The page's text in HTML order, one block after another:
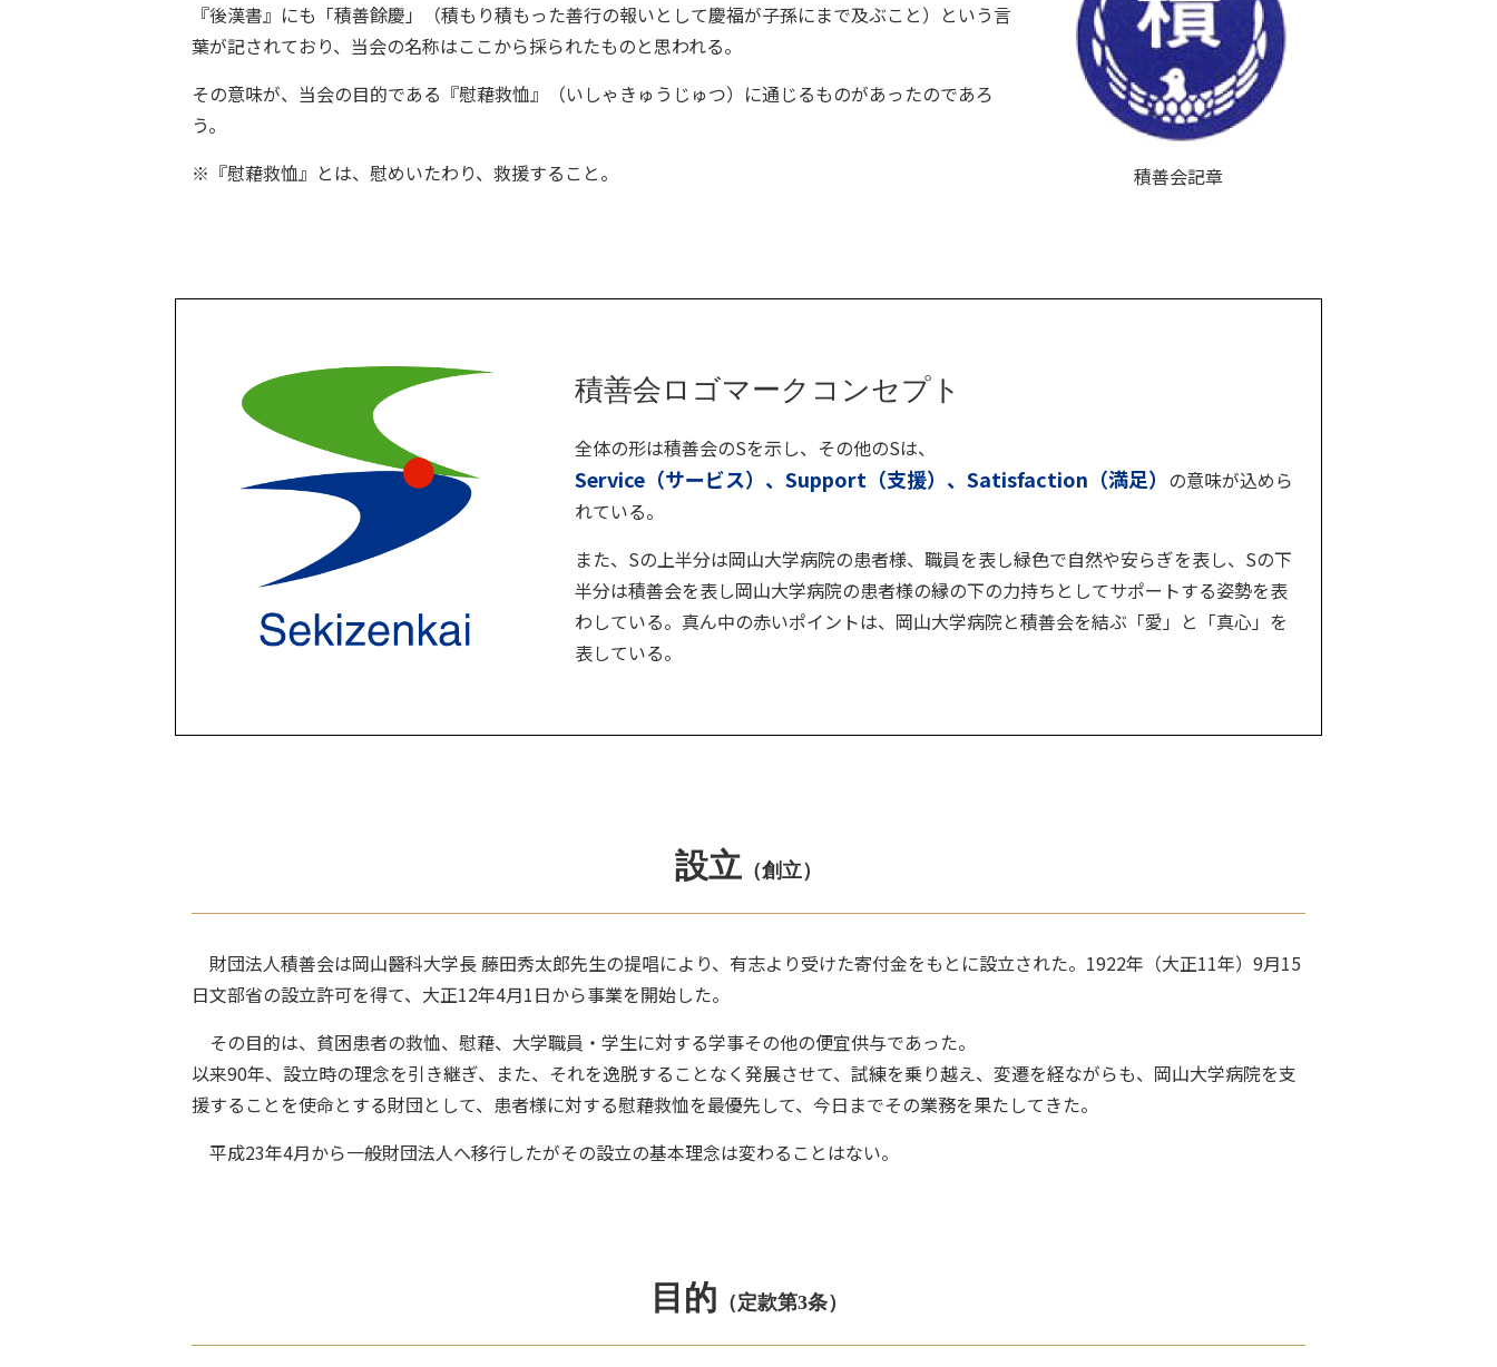
『後漢書』にも「積善餘慶」（積もり積もった善行の報いとして慶福が子孫にまで及ぶこと）という言
葉が記されており、当会の名称はここから採られたものと思われる。
その意味が、当会の目的である『慰藉救恤』（いしゃきゅうじゅつ）に通じるものがあったのであろ
う。
※『慰藉救恤』とは、慰めいたわり、救援すること。
積善会記章
積善会ロゴマークコンセプト
全体の形は積善会のSを示し、その他のSは、
Service（サービス）、Support（支援）、Satisfaction（満足） の意味が込めら
れている。
また、Sの上半分は岡山大学病院の患者様、職員を表し緑色で自然や安らぎを表し、Sの下
半分は積善会を表し岡山大学病院の患者様の縁の下の力持ちとしてサポートする姿勢を表
わしている。真ん中の赤いポイントは、岡山大学病院と積善会を結ぶ「愛」と「真心」を
表している。
設立 （創立）
財団法人積善会は岡山醫科大学長 藤田秀太郎先生の提唱により、有志より受けた寄付金をもとに設立された。1922年（大正11年）9月15
日文部省の設立許可を得て、大正12年4月1日から事業を開始した。
その目的は、貧困患者の救恤、慰藉、大学職員・学生に対する学事その他の便宜供与であった。
以来90年、設立時の理念を引き継ぎ、また、それを逸脱することなく発展させて、試練を乗り越え、変遷を経ながらも、岡山大学病院を支
援することを使命とする財団として、患者様に対する慰藉救恤を最優先して、今日までその業務を果たしてきた。
平成23年4月から一般財団法人へ移行したがその設立の基本理念は変わることはない。
目的 （定款第3条）